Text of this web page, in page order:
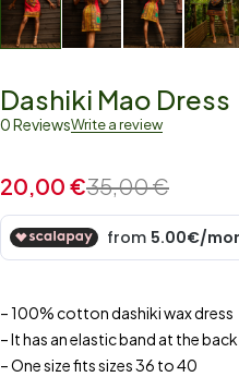
Dashiki Mao Dress
0 ReviewsWrite a review
35,00€
20,00 €
– 100% cotton dashiki wax dress
– It has an elastic band at the back
– One size fits sizes 36 to 40